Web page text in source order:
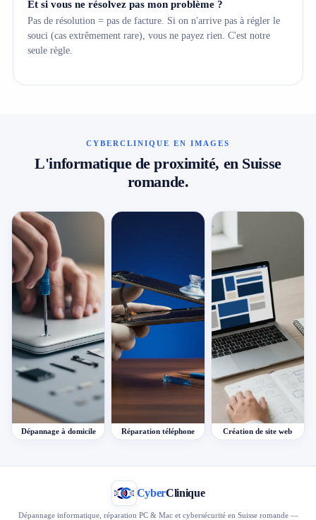
Et si vous ne résolvez pas mon problème ?
Pas de résolution = pas de facture. Si on n'arrive pas à régler le
souci (cas extrêmement rare), vous ne payez rien. C'est notre
seule règle.
CYBERCLINIQUE EN IMAGES
L'informatique de proximité, en Suisse
romande.
Dépannage à domicile Réparation téléphone Création de site web
CyberClinique
Dépannage informatique, réparation PC & Mac et cybersécurité en Suisse romande —